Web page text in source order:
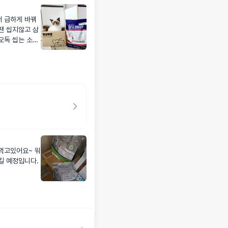
급하게 바꿔
독 씹는 소리
고있어요~ 워
예정입니다.